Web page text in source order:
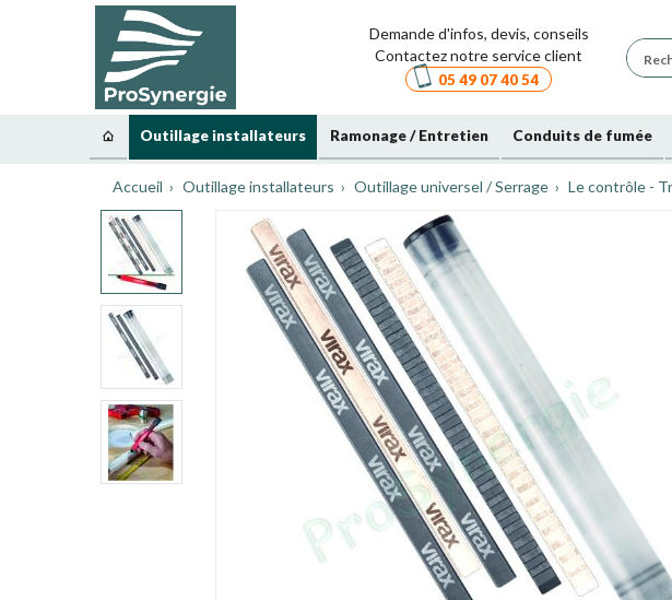
Demande d'infos, devis, conseils
Contactez notre service client
05 49 07 40 54
Outillage installateurs Ramonage / Entretien Conduits de fumée
Accueil Outillage installateurs Outillage universel / Serrage Le contrôle -